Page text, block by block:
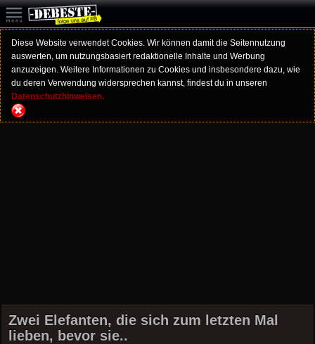
Diese Website verwendet Cookies. Wir können damit die Seitennutzung
auswerten, um nutzungsbasiert redaktionelle Inhalte und Werbung
anzuzeigen. Weitere Informationen zu Cookies und insbesondere dazu, wie
du deren Verwendung widersprechen kannst, findest du in unseren
Datenschutzhinweisen.
Zwei Elefanten, die sich zum letzten Mal
lieben, bevor sie..